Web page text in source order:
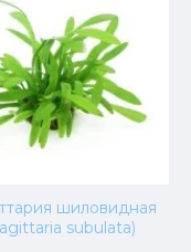
шиловидная
subulata)